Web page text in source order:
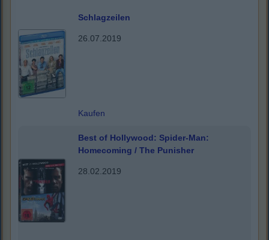
Schlagzeilen
26.07.2019
Kaufen
Best of Hollywood: Spider-Man:
Homecoming / The Punisher
28.02.2019